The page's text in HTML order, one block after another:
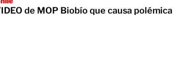
de MOP Biobío que causa polémica